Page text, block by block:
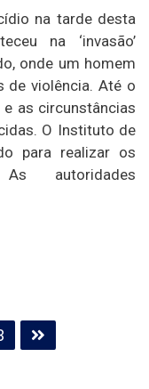
na tarde desta
na ‘invasão’
onde um homem
violência. Até o
as circunstâncias
O Instituto de
para realizar os
As autoridades